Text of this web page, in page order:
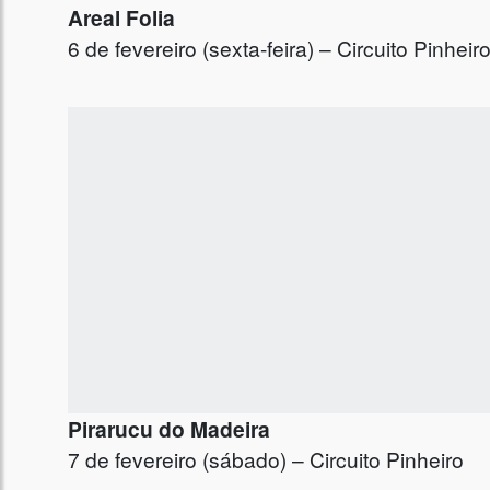
Areal Folia
6 de fevereiro (sexta-feira) – Circuito Pinheiro
Pirarucu do Madeira
7 de fevereiro (sábado) – Circuito Pinheiro